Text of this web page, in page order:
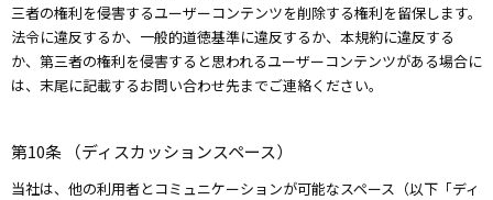
三者の権利を侵害するユーザーコンテンツを削除する権利を留保します。
法令に違反するか、一般的道徳基準に違反するか、本規約に違反する
か、第三者の権利を侵害すると思われるユーザーコンテンツがある場合に
は、末尾に記載するお問い合わせ先までご連絡ください。
第10条 （ディスカッションスペース）
当社は、他の利用者とコミュニケーションが可能なスペース（以下「ディ